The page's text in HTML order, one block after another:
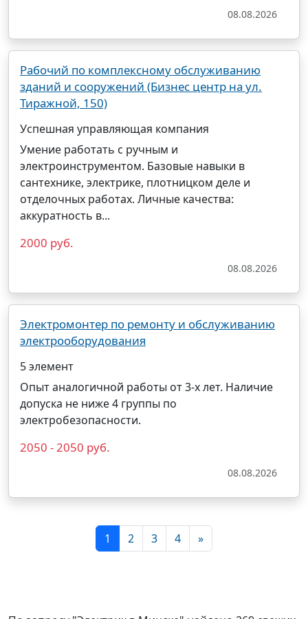
08.08.2026
Рабочий по комплексному обслуживанию
зданий и сооружений (Бизнес центр на ул.
Тиражной, 150)
Успешная управляющая компания
Умение работать с ручным и
электроинструментом. Базовые навыки в
сантехнике, электрике, плотницком деле и
отделочных работах. Личные качества:
аккуратность в...
2000 руб.
08.08.2026
Электромонтер по ремонту и обслуживанию
электрооборудования
5 элемент
Опыт аналогичной работы от 3-х лет. Наличие
допуска не ниже 4 группы по
электробезопасности.
2050 - 2050 руб.
08.08.2026
1 2 3 4 »